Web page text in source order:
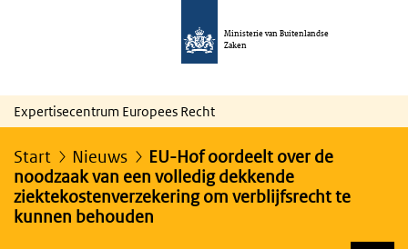
Ministerie van Buitenlandse
Zaken
Expertisecentrum Europees Recht
Start Nieuws
EU-Hof oordeelt over de
noodzaak van een volledig dekkende
ziektekostenverzekering om verblijfsrecht te
kunnen behouden